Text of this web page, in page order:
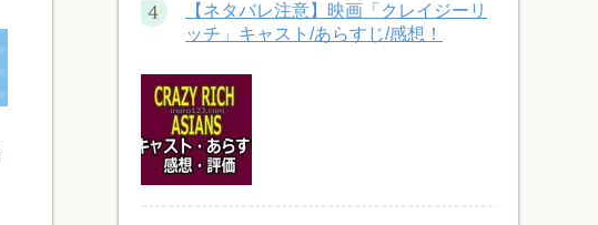
【ネタバレ注意】映画「クレイジーリ
ッチ」キャスト/あらすじ/感想！